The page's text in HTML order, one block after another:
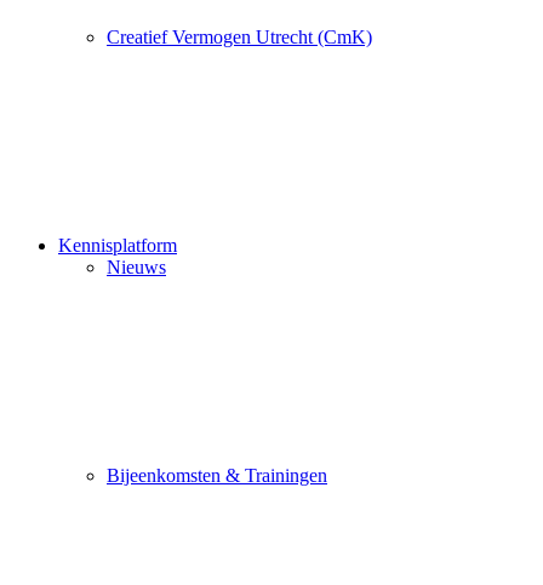
Creatief Vermogen Utrecht (CmK)
Kennisplatform
Nieuws
Bijeenkomsten & Trainingen